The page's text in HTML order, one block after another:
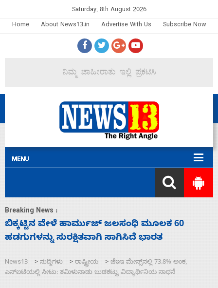
Saturday, 8th August 2026
Home
About News13.in Advertise With Us Subscribe Now
Breaking News :
ನಾಗೇಂದ್ರ ರಾಜೀನಾಮೆ ಕೊಡದಿದ್ದರೆ ಸದನ ನಡೆಸಲು
ಬಿಡೆವು: ಛಲವಾದಿ ನಾರಾಯಣಸ್ವಾಮಿ
News13 > ಸುದ್ದಿಗಳು > ರಾಷ್ಟ್ರೀಯ > ಜೆಇಇ ಮೇನ್ಸ್‌ನಲ್ಲಿ 73.8% ಅಂಕ,
ಎನ್‌ಐಟಿಯಲ್ಲಿ ಸೀಟು: ತಮಿಳುನಾಡು ಬುಡಕಟ್ಟು ವಿದ್ಯಾರ್ಥಿನಿಯ ಸಾಧನೆ